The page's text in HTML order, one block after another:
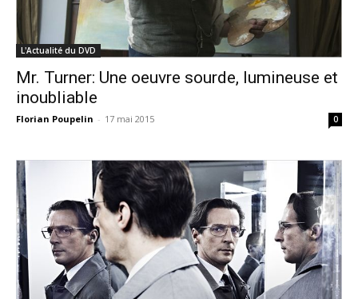
L'Actualité du DVD
Mr. Turner: Une oeuvre sourde, lumineuse et
inoubliable
Florian Poupelin - 17 mai 2015 0